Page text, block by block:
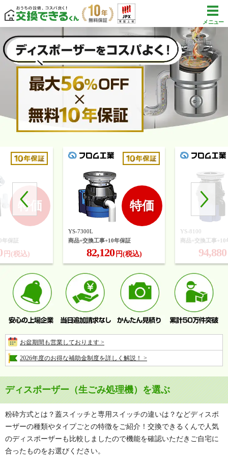
メニュー
特価
年保証
円(税込)
特価
YS-7300L
商品+交換工事+10年保証
82,120 円(税込)
YS-8100
商品+交換工事+10
94,880
お盆期間も営業しております >
2026年度のお得な補助金制度を詳しく解説！ >
ディスポーザー（生ごみ処理機）を選ぶ
粉砕方式とは？蓋スイッチと専用スイッチの違いは？などディスポ
ーザーの種類やタイプごとの特徴をご紹介！交換できるくんで人気
のディスポーザーも比較しましたので機能を確認いただきご自宅に
合ったものをお選びください。